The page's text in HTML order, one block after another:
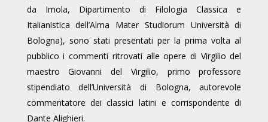
da Imola, Dipartimento di Filologia Classica e
Italianistica dell’Alma Mater Studiorum Università di
Bologna), sono stati presentati per la prima volta al
pubblico i commenti ritrovati alle opere di Virgilio del
maestro Giovanni del Virgilio, primo professore
stipendiato dell’Università di Bologna, autorevole
commentatore dei classici latini e corrispondente di
Dante Alighieri.